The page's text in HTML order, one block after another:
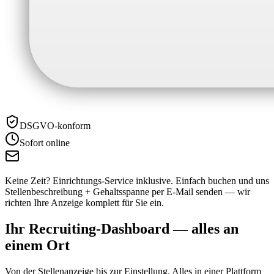
DSGVO-konform
Sofort online
Keine Zeit? Einrichtungs-Service inklusive. Einfach buchen und uns
Stellenbeschreibung + Gehaltsspanne per E-Mail senden — wir
richten Ihre Anzeige komplett für Sie ein.
Ihr Recruiting-Dashboard — alles an
einem Ort
Von der Stellenanzeige bis zur Einstellung. Alles in einer Plattform